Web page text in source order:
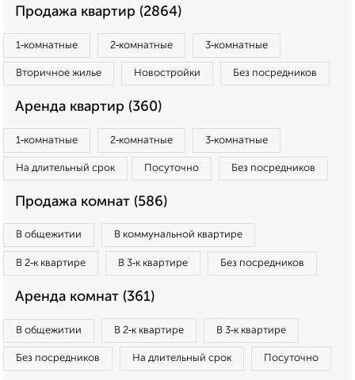
Продажа квартир (2864)
1‑комнатные 2‑комнатные 3‑комнатные
Вторичное жилье Новостройки Без посредников
Аренда квартир (360)
1‑комнатные 2‑комнатные 3‑комнатные
На длительный срок Посуточно Без посредников
Продажа комнат (586)
В общежитии В коммунальной квартире
В 2‑к квартире В 3‑к квартире Без посредников
Аренда комнат (361)
В общежитии В 2‑к квартире В 3‑к квартире
Без посредников На длительный срок Посуточно